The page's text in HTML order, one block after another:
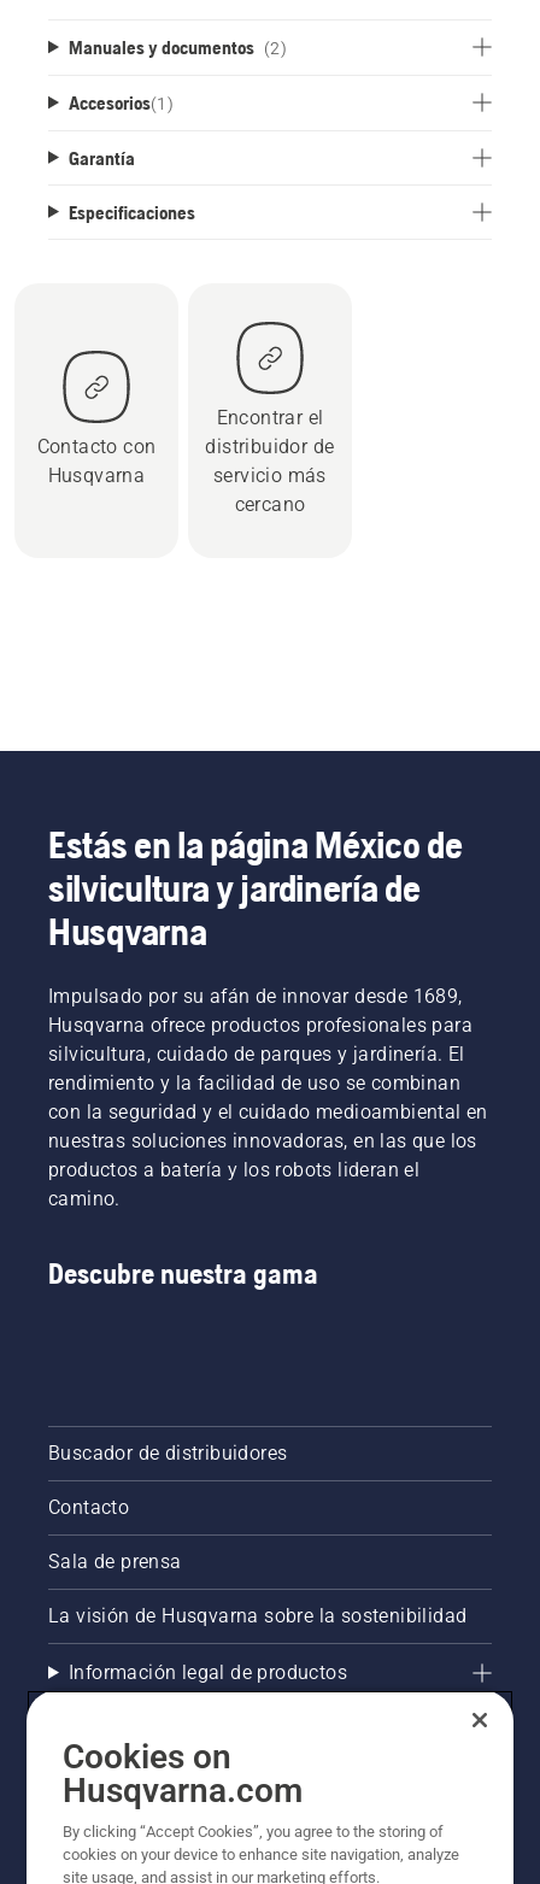
Manuales y documentos (2)
Accesorios(1 )
Garantía
Especificaciones
Contacto con
Husqvarna
Encontrar el
distribuidor de
servicio más
cercano
Estás en la página México de
silvicultura y jardinería de
Husqvarna
Impulsado por su afán de innovar desde 1689,
Husqvarna ofrece productos profesionales para
silvicultura, cuidado de parques y jardinería. El
rendimiento y la facilidad de uso se combinan
con la seguridad y el cuidado medioambiental en
nuestras soluciones innovadoras, en las que los
productos a batería y los robots lideran el
camino.
Descubre nuestra gama
Buscador de distribuidores
Contacto
Sala de prensa
La visión de Husqvarna sobre la sostenibilidad
Información legal de productos
AlertLine/Canal de Denúncias
Cookies on
Husqvarna.com
By clicking “Accept Cookies”, you agree to the storing of
cookies on your device to enhance site navigation, analyze
site usage, and assist in our marketing efforts.